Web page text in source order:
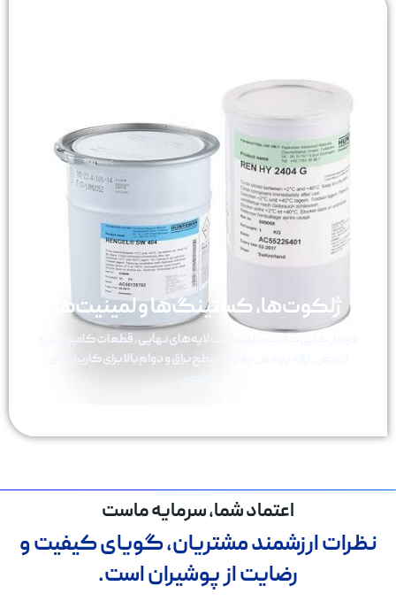
ژلکوت‌ها، کستینگ‌ها و لمینیت‌ها
فرمول‌هایی مناسب برای ساخت لایه‌های نهایی، قطعات کامپوزیتی و
تزریقی. ارائه پوشش مقاوم، سطح براق و دوام بالا برای کاربردهای
تخصصی.
اعتماد شما، سرمایه ماست
نظرات ارزشمند مشتریان، گویای کیفیت و
رضایت از پوشیران است.